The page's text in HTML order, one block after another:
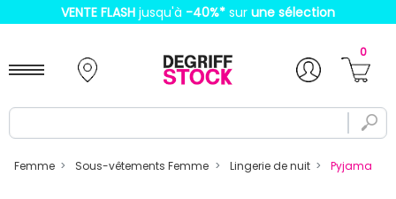
VENTE FLASH jusqu'à -40%* sur une sélection
0
Femme Sous-vêtements Femme Lingerie de nuit Pyjama